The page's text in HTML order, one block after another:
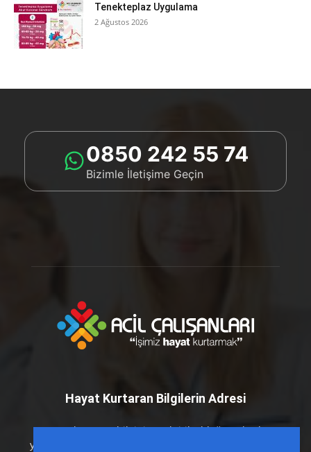
Tenekteplaz Uygulama
2 Ağustos 2026
0850 242 55 74
Bizimle İletişime Geçin
Hayat Kurtaran Bilgilerin Adresi
Hayat kurtaran bilginin en kritik olduğu anlarda
yanınızdayız. Acil Çalışanları platformu olarak; sahada